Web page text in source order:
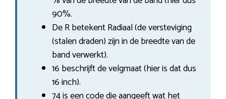
90%.
De R betekent Radiaal (de versteviging
(stalen draden) zijn in de breedte van de
band verwerkt).
16 beschrijft de velgmaat (hier is dat dus
16 inch).
74 is een code die aangeeft wat het